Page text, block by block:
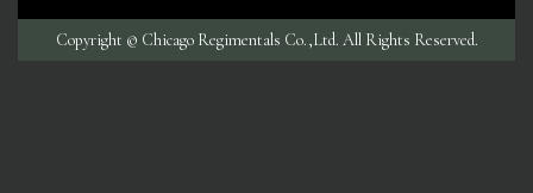
Copyright © Chicago Regimentals Co.,Ltd. All Rights Reserved.